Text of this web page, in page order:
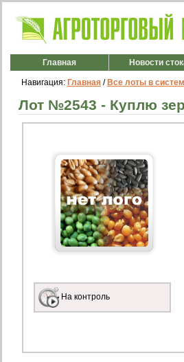
Главная Новости
Навигация: Главная / Все лоты в
Лот №2543 - Куплю
На контроль